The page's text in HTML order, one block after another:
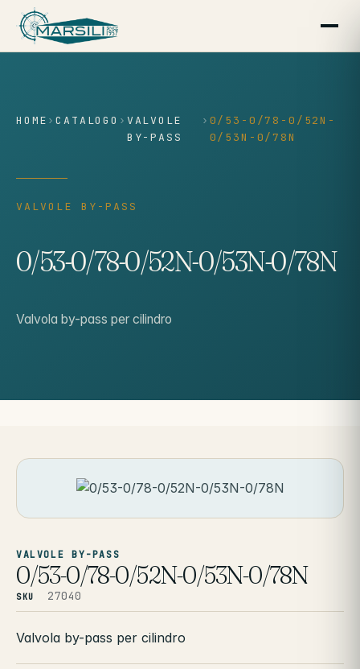
contenuto
HOME ›CATALOGO › VALVOLE
BY-PASS
› 0/53-0/78-0/52N-
0/53N-0/78N
VALVOLE BY-PASS
0/53-0/78-0/52N-0/53N-0/78N
Valvola by-pass per cilindro
VALVOLE BY-PASS
0/53-0/78-0/52N-0/53N-0/78N
SKU 27040
Valvola by-pass per cilindro